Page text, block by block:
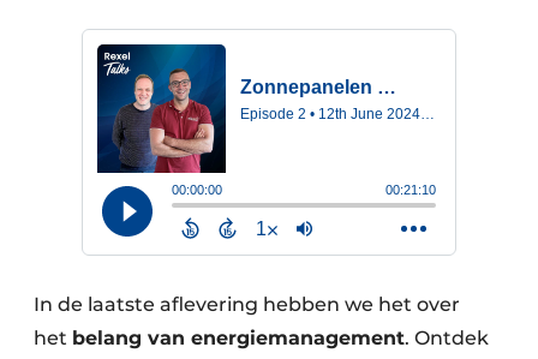
In de laatste aflevering hebben we het over
het belang van energiemanagement. Ontdek